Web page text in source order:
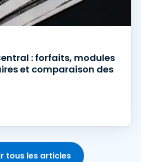
: forfaits, modules
et comparaison des
tous les articles